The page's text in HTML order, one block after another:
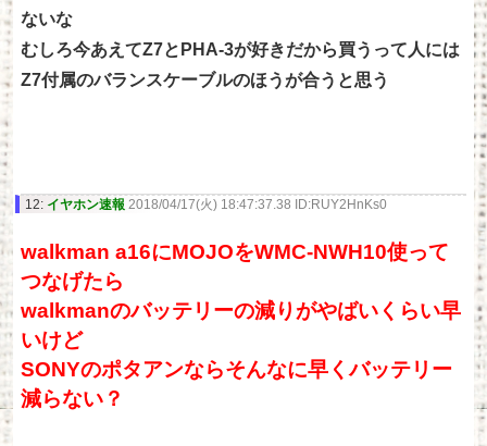
ないな
むしろ今あえてZ7とPHA-3が好きだから買うって人には
Z7付属のバランスケーブルのほうが合うと思う
12: イヤホン速報 2018/04/17(火) 18:47:37.38 ID:RUY2HnKs0
walkman a16にMOJOをWMC-NWH10使って
つなげたら
walkmanのバッテリーの減りがやばいくらい早
いけど
SONYのポタアンならそんなに早くバッテリー
減らない？